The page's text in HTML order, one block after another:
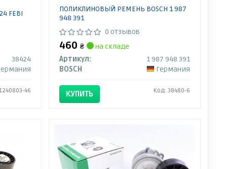
FEBI
38424
46
ПОЛИКЛИНОВЫЙ РЕМЕНЬ BOSCH 1 987
948 391
0 отзывов
460₴
на складе
Артикул:
1 987 948 391
BOSCH
Германия
КУПИТЬ Код: 38480-6